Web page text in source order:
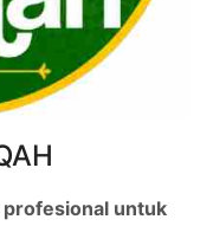
profesional untuk